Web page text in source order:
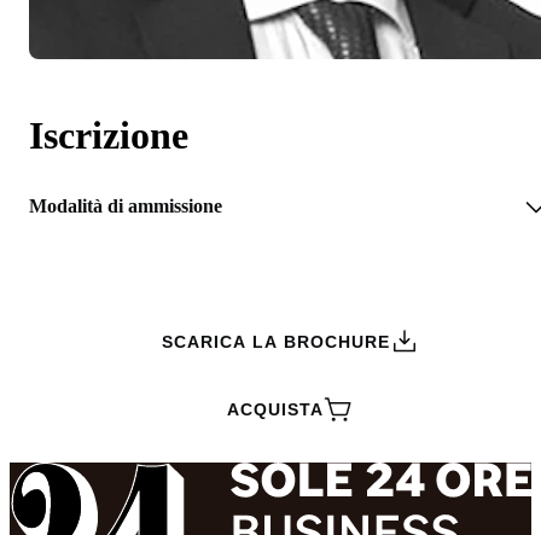
Iscrizione
Modalità di ammissione
SCARICA LA BROCHURE
ACQUISTA